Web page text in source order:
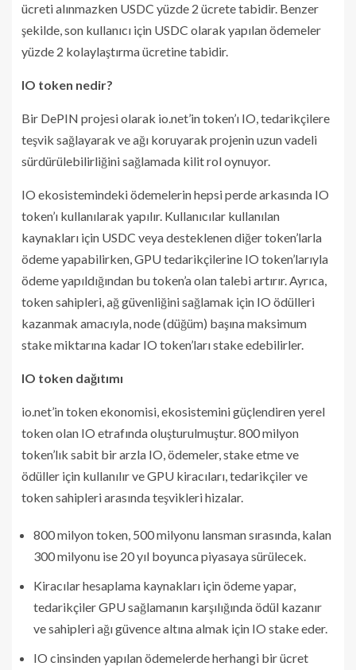
ücreti alınmazken USDC yüzde 2 ücrete tabidir. Benzer
şekilde, son kullanıcı için USDC olarak yapılan ödemeler
yüzde 2 kolaylaştırma ücretine tabidir.
IO token nedir?
Bir DePIN projesi olarak io.net’in token’ı IO, tedarikçilere
teşvik sağlayarak ve ağı koruyarak projenin uzun vadeli
sürdürülebilirliğini sağlamada kilit rol oynuyor.
IO ekosistemindeki ödemelerin hepsi perde arkasında IO
token’ı kullanılarak yapılır. Kullanıcılar kullanılan
kaynakları için USDC veya desteklenen diğer token’larla
ödeme yapabilirken, GPU tedarikçilerine IO token’larıyla
ödeme yapıldığından bu token’a olan talebi artırır. Ayrıca,
token sahipleri, ağ güvenliğini sağlamak için IO ödülleri
kazanmak amacıyla, node (düğüm) başına maksimum
stake miktarına kadar IO token’ları stake edebilirler.
IO token dağıtımı
io.net’in token ekonomisi, ekosistemini güçlendiren yerel
token olan IO etrafında oluşturulmuştur. 800 milyon
token’lık sabit bir arzla IO, ödemeler, stake etme ve
ödüller için kullanılır ve GPU kiracıları, tedarikçiler ve
token sahipleri arasında teşvikleri hizalar.
800 milyon token, 500 milyonu lansman sırasında, kalan
300 milyonu ise 20 yıl boyunca piyasaya sürülecek.
Kiracılar hesaplama kaynakları için ödeme yapar,
tedarikçiler GPU sağlamanın karşılığında ödül kazanır
ve sahipleri ağı güvence altına almak için IO stake eder.
IO cinsinden yapılan ödemelerde herhangi bir ücret